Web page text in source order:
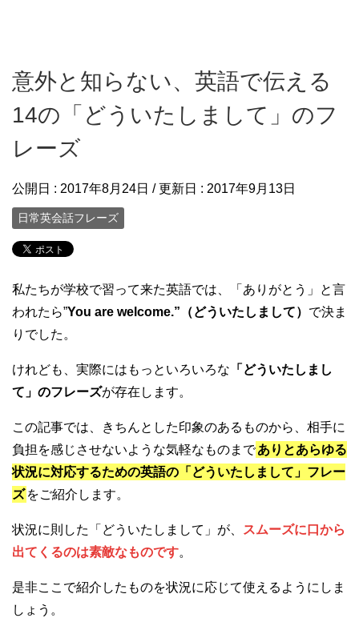
意外と知らない、英語で伝える
14の「どういたしまして」のフ
レーズ
公開日 : 2017年8月24日 / 更新日 : 2017年9月13日
日常英会話フレーズ
私たちが学校で習って来た英語では、「ありがとう」と言
われたら”You are welcome.”（どういたしまして） で決ま
りでした。
けれども、実際にはもっといろいろな 「どういたしまし
て」のフレーズが存在します。
この記事では、きちんとした印象のあるものから、相手に
負担を感じさせないような気軽なものまでありとあらゆる
状況に対応するための英語の「どういたしまして」フレー
ズ をご紹介します。
状況に則した「どういたしまして」が、
スムーズに口から
出てくるのは素敵なものです。
是非ここで紹介したものを状況に応じて使えるようにしま
しょう。